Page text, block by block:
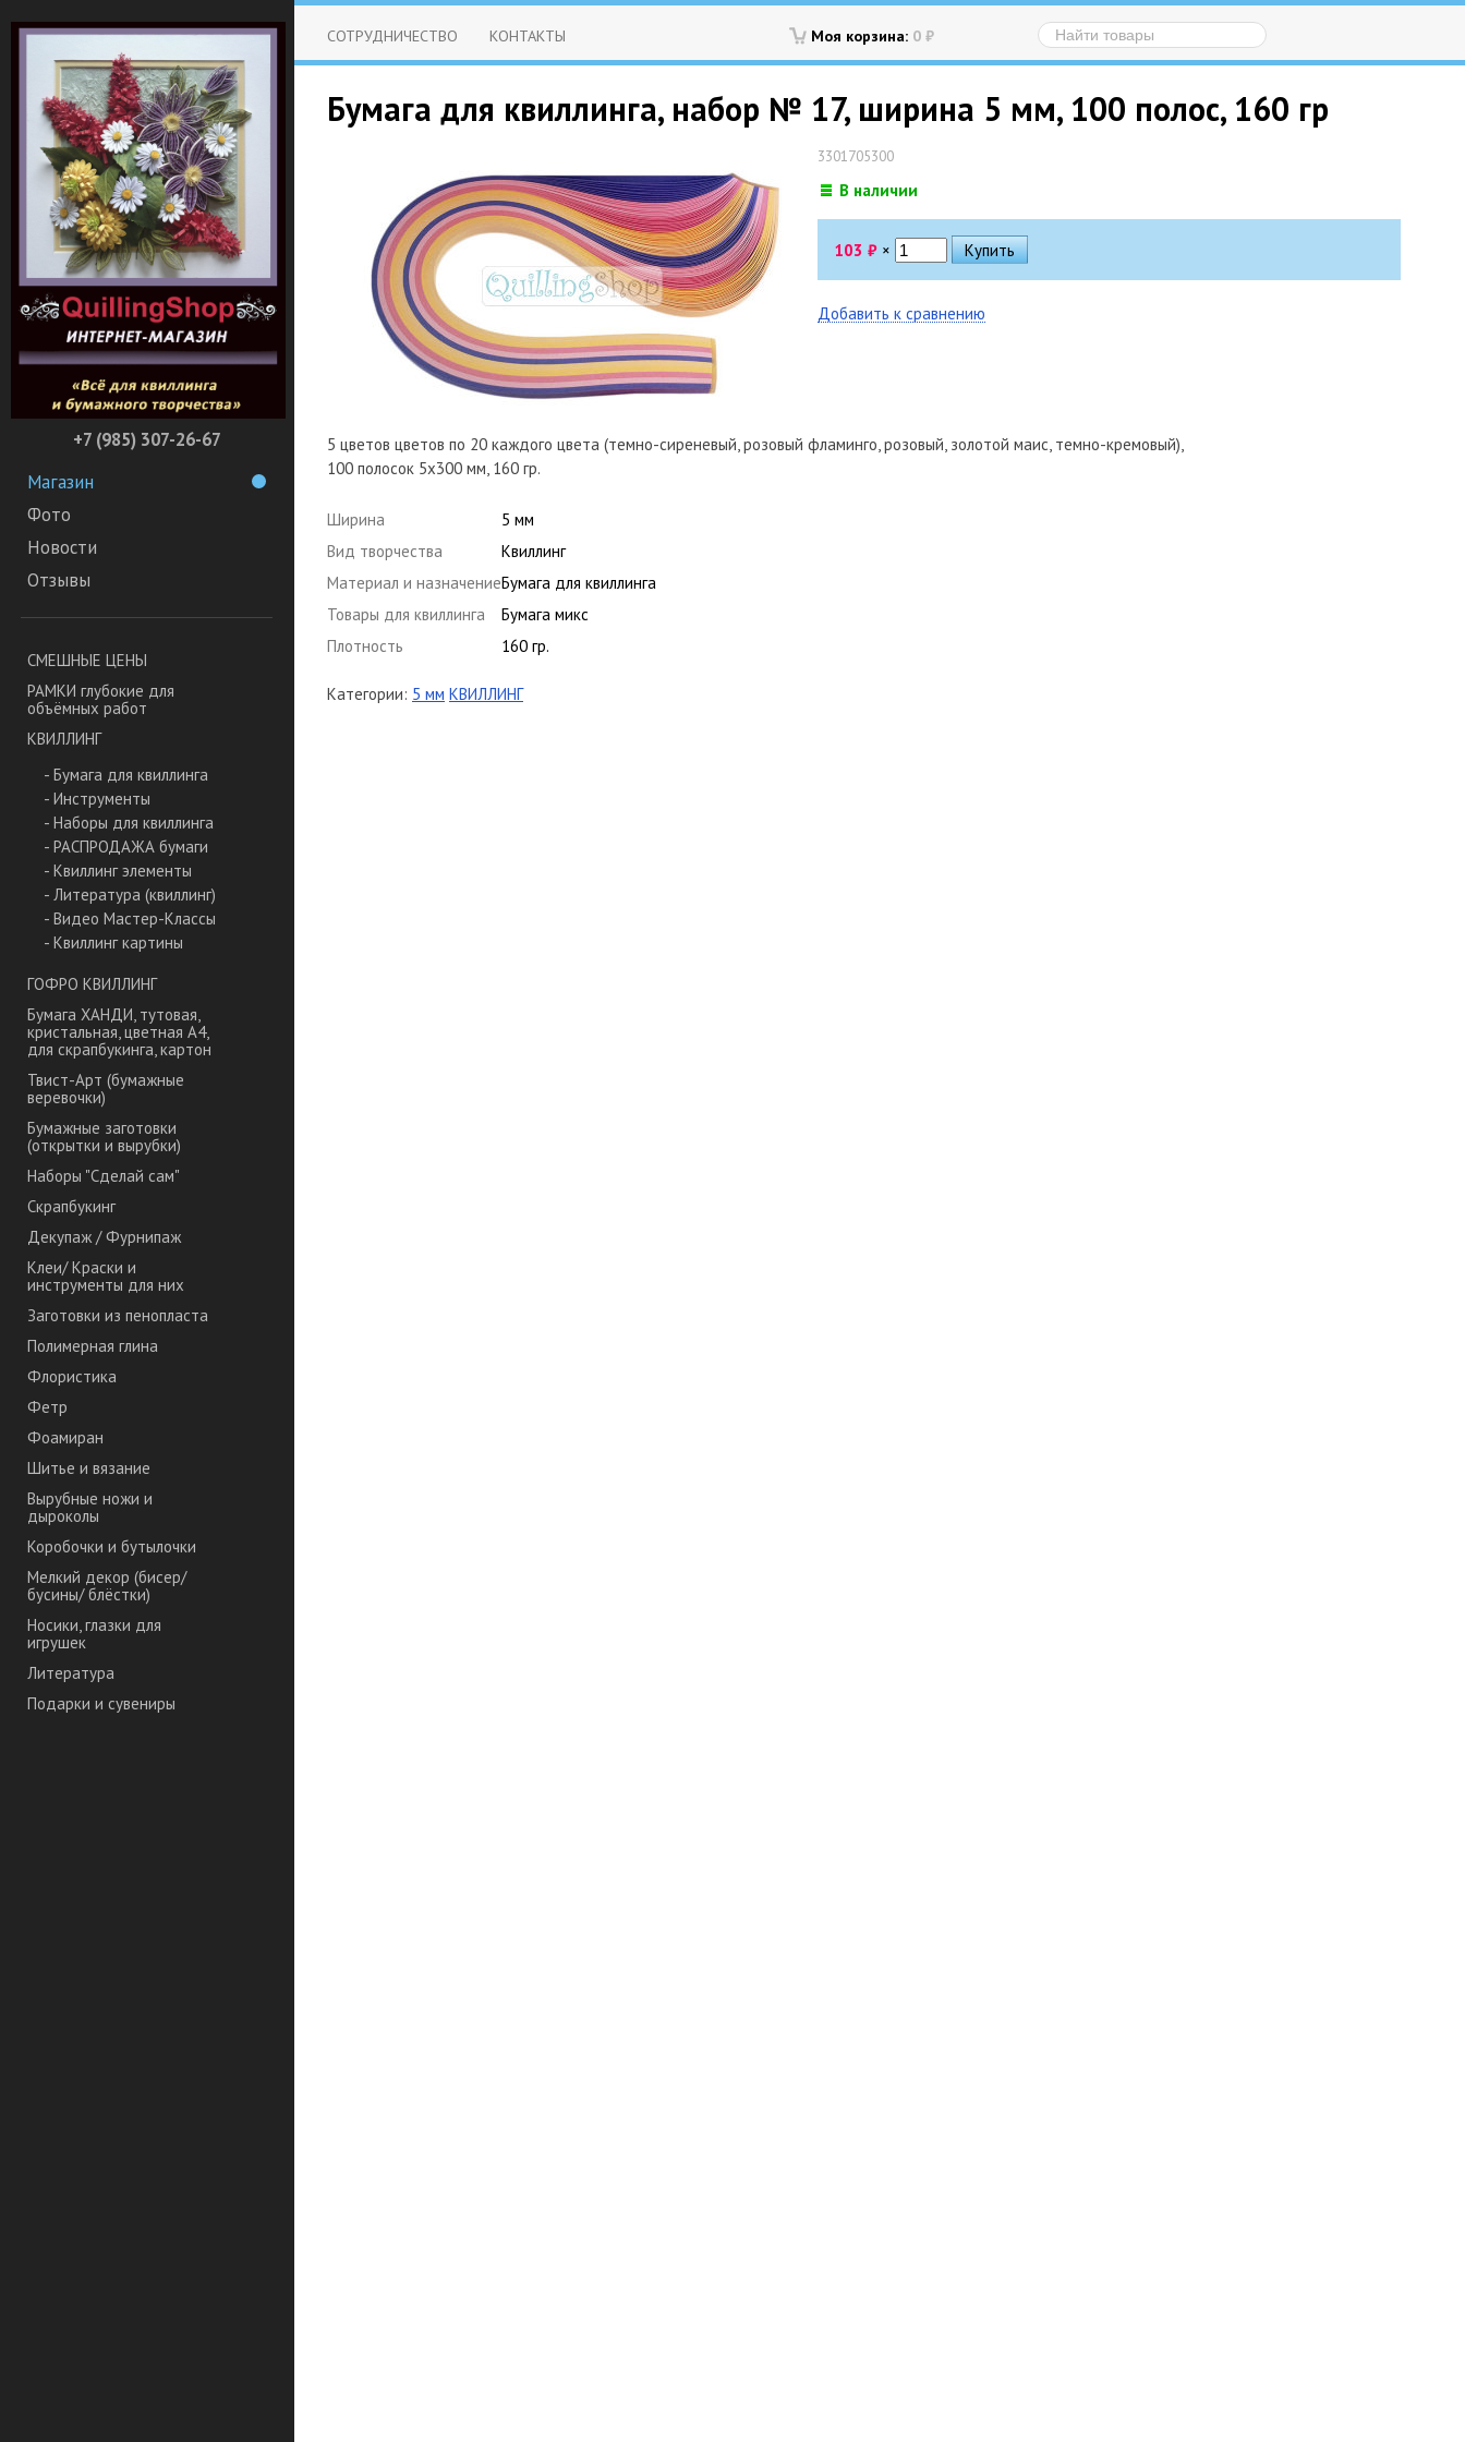
+7 (985) 307-26-67
Магазин
Фото
Новости
Отзывы
СМЕШНЫЕ ЦЕНЫ
РАМКИ глубокие для
объёмных работ
КВИЛЛИНГ
- Бумага для квиллинга
- Инструменты
- Наборы для квиллинга
- РАСПРОДАЖА бумаги
- Квиллинг элементы
- Литература (квиллинг)
- Видео Мастер-Классы
- Квиллинг картины
ГОФРО КВИЛЛИНГ
Бумага ХАНДИ, тутовая,
кристальная, цветная А4,
для скрапбукинга, картон
Твист-Арт (бумажные
веревочки)
Бумажные заготовки
(открытки и вырубки)
Наборы "Сделай сам"
Скрапбукинг
Декупаж / Фурнипаж
Клеи/ Краски и
инструменты для них
Заготовки из пенопласта
Полимерная глина
Флористика
Фетр
Фоамиран
Шитье и вязание
Вырубные ножи и
дыроколы
Коробочки и бутылочки
Мелкий декор (бисер/
бусины/ блёстки)
Носики, глазки для
игрушек
Литература
Подарки и сувениры
Моя корзина: 0 ₽
СОТРУДНИЧЕСТВО КОНТАКТЫ
Бумага для квиллинга, набор № 17, ширина 5 мм, 100 полос, 160 гр
3301705300
В наличии
103 ₽ ×
Добавить к сравнению
5 цветов цветов по 20 каждого цвета (темно-сиреневый, розовый фламинго, розовый, золотой маис, темно-кремовый),
100 полосок 5х300 мм, 160 гр.
Ширина
5 мм
Вид творчества
Квиллинг
Материал и назначениеБумага для квиллинга
Товары для квиллинга
Бумага микс
Плотность
160 гр.
Категории: 5 мм КВИЛЛИНГ